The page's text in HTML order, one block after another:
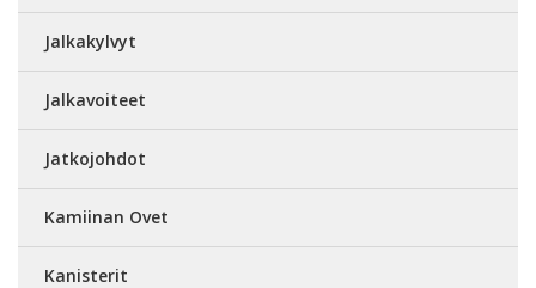
Jalkakylvyt
Jalkavoiteet
Jatkojohdot
Kamiinan Ovet
Kanisterit